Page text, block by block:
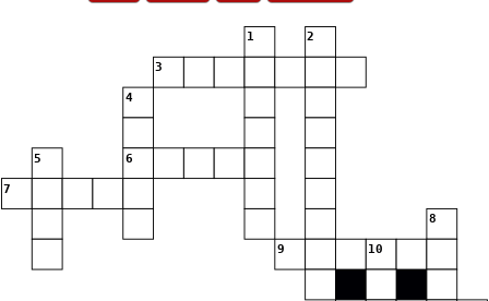
1 2
3
4
5 6
7
8
9 10